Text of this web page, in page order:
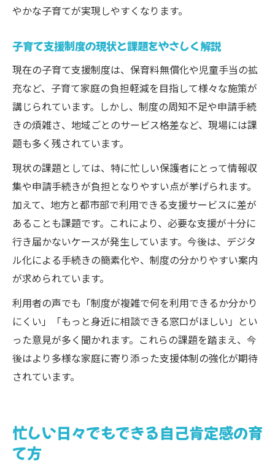
やかな子育てが実現しやすくなります。
子育て支援制度の現状と課題をやさしく解説
現在の子育て支援制度は、保育料無償化や児童手当の拡
充など、子育て家庭の負担軽減を目指して様々な施策が
講じられています。しかし、制度の周知不足や申請手続
きの煩雑さ、地域ごとのサービス格差など、現場には課
題も多く残されています。
現状の課題としては、特に忙しい保護者にとって情報収
集や申請手続きが負担となりやすい点が挙げられます。
加えて、地方と都市部で利用できる支援サービスに差が
あることも課題です。これにより、必要な支援が十分に
行き届かないケースが発生しています。今後は、デジタ
ル化による手続きの簡素化や、制度の分かりやすい案内
が求められています。
利用者の声でも「制度が複雑で何を利用できるか分かり
にくい」「もっと身近に相談できる窓口がほしい」とい
った意見が多く聞かれます。これらの課題を踏まえ、今
後はより多様な家庭に寄り添った支援体制の強化が期待
されています。
忙しい日々でもできる自己肯定感の育
て方